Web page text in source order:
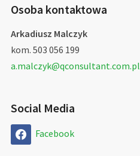
Osoba kontaktowa
Arkadiusz Malczyk
kom. 503 056 199
a.malczyk@qconsultant.com.pl
Social Media
Facebook